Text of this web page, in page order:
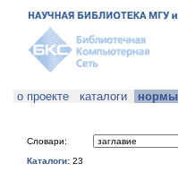
о проекте каталоги нормы
Словари:
Каталоги: 23